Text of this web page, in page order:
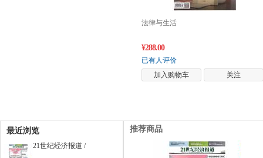
法律与生活
¥288.00
已有人评价
加入购物车
关注
最近浏览
21世纪经济报道 /
推荐商品